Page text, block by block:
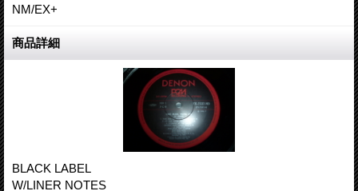
NM/EX+
商品詳細
BLACK LABEL
W/LINER NOTES